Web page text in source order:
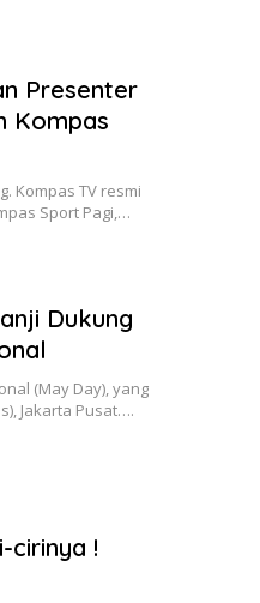
Presenter
Kompas
Kompas TV resmi
Sport Pagi,…
Dukung
(May Day), yang
Jakarta Pusat….
cirinya !